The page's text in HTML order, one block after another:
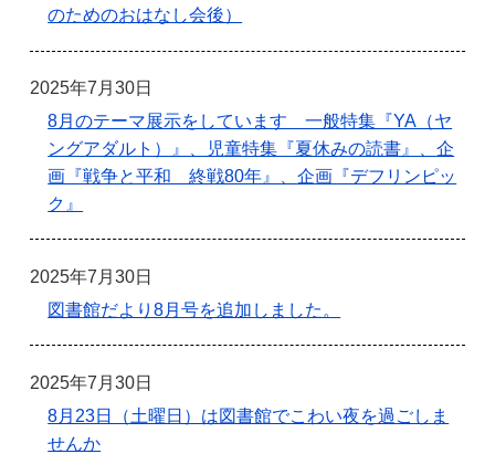
のためのおはなし会後）
2025年7月30日
8月のテーマ展示をしています 一般特集『YA（ヤ
ングアダルト）』、児童特集『夏休みの読書』、企
画『戦争と平和 終戦80年』、企画『デフリンピッ
ク』
2025年7月30日
図書館だより8月号を追加しました。
2025年7月30日
8月23日（土曜日）は図書館でこわい夜を過ごしま
せんか